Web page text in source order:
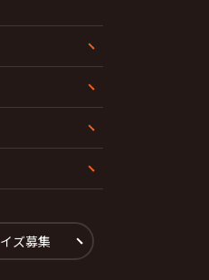
ズ募集